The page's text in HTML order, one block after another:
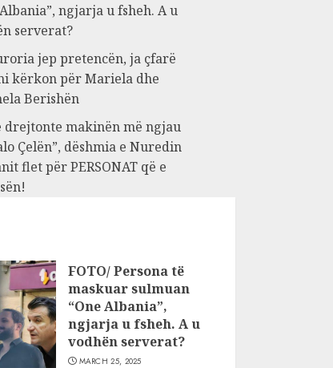
ngjarja u fsheh. A u
serverat?
jep pretencën, ja çfarë
kërkon për Mariela dhe
Berishën
drejtonte makinën më ngjau
Çelën”, dëshmia e Nuredin
flet për PERSONAT që e
FOTO/ Persona të
maskuar sulmuan
“One Albania”,
ngjarja u fsheh. A u
vodhën serverat?
MARCH 25, 2025